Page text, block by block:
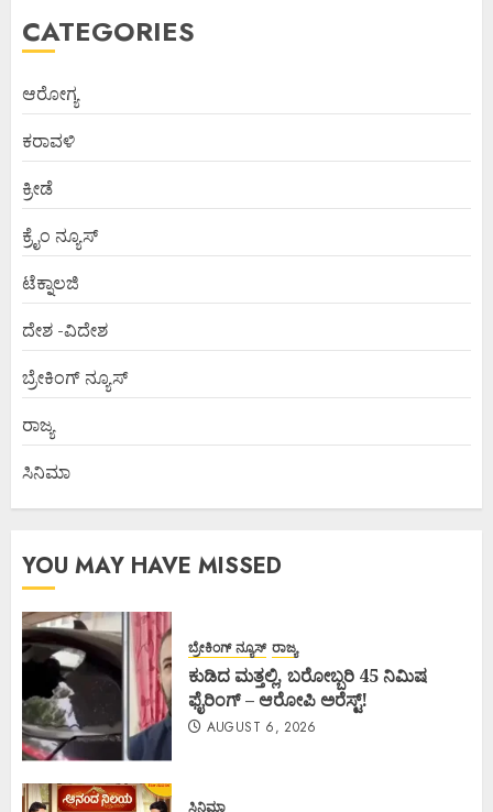
CATEGORIES
ಆರೋಗ್ಯ
ಕರಾವಳಿ
ಕ್ರೀಡೆ
ಕ್ರೈಂ ನ್ಯೂಸ್
ಟೆಕ್ನಾಲಜಿ
ದೇಶ -ವಿದೇಶ
ಬ್ರೇಕಿಂಗ್ ನ್ಯೂಸ್
ರಾಜ್ಯ
ಸಿನಿಮಾ
YOU MAY HAVE MISSED
ಬ್ರೇಕಿಂಗ್ ನ್ಯೂಸ್ ರಾಜ್ಯ
ಕುಡಿದ ಮತ್ತಲ್ಲಿ, ಬರೋಬ್ಬರಿ 45 ನಿಮಿಷ
ಫೈರಿಂಗ್ – ಆರೋಪಿ ಅರೆಸ್ಟ್!
AUGUST 6, 2026
ಸಿನಿಮಾ